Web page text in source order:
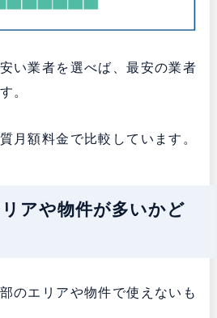
い業者を選べば、最安の業者
。
月額料金で比較しています。
アや物件が多いかど
のエリアや物件で使えないも